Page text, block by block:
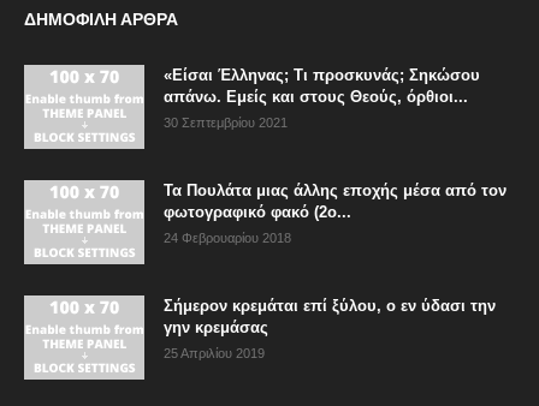
ΔΗΜΟΦΙΛΗ ΑΡΘΡΑ
«Είσαι Έλληνας; Τι προσκυνάς; Σηκώσου
απάνω. Εμείς και στους Θεούς, όρθιοι...
30 Σεπτεμβρίου 2021
Τα Πουλάτα μιας άλλης εποχής μέσα από τον
φωτογραφικό φακό (2ο...
24 Φεβρουαρίου 2018
Σήμερον κρεμάται επί ξύλου, ο εν ύδασι την
γην κρεμάσας
25 Απριλίου 2019